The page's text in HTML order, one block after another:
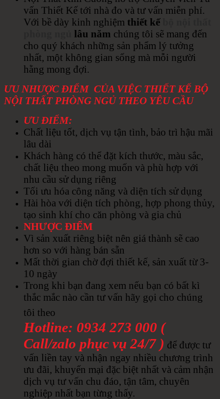
vấn Thiết Kế tới nhà đo và tư vấn miễn phí.
Với bề dày kinh nghiệm thiết kế
lâu năm chúng tôi sẽ mang đến
cho quý khách những sản phẩm lý tưởng
nhất, một không gian sống mà mỗi người
hằng mong đợi.
ƯU NHƯỢC ĐIỂM CỦA VIỆC THIẾT KẾ BỘ
NỘI THẤT PHÒNG NGỦ THEO YÊU CẦU
ƯU ĐIỂM:
Chất liệu tốt, dịch vụ tận tình, bảo trì hậu mãi
lâu dài
Khách hàng có thể đặt kích thước, màu sắc,
chất liệu theo mong muốn và phù hợp với
nhu cầu sử dụng riêng
Tối ưu hóa công năng và diện tích sử dụng
Hài hòa với diện tích phòng, hợp phong thủy,
tạo sinh khí cho căn phòng và gia chủ
NHƯỢC ĐIỂM
Vì sản xuất riêng biệt nên giá thành sẽ cao
hơn so với hàng bán sẵn
Mất thời gian chờ đợi thiết kế, sản xuất từ 3-
10 ngày
Trong khi bạn đang xem nếu bạn có bất kì
thắc mắc nào cần tư vấn hãy gọi cho chúng
tôi theo
Hotline: 0934 273 000 (
Call/zalo phục vụ 24/7 ) để được tư
vấn liền tay và nhận ngay nhiều chương trình
ưu đãi, khuyến mại đặc biệt nhất và cảm nhận
dịch vụ tư vấn chu đáo, tận tâm, chuyên
nghiệp nhất bạn từng thấy.